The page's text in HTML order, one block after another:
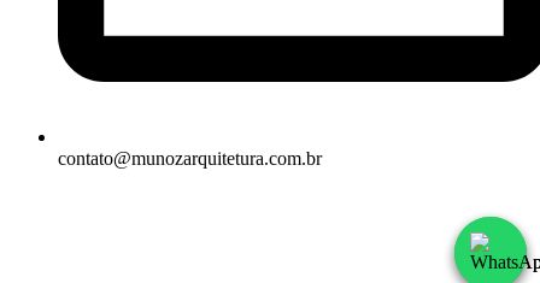
contato@munozarquitetura.com.br